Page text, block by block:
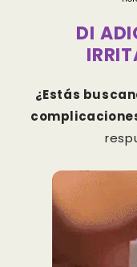
DI
¿Estás